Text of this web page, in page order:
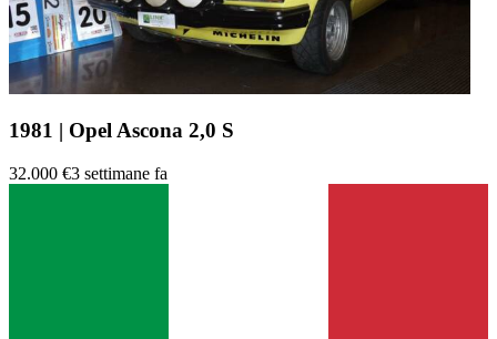
1981 | Opel Ascona 2,0 S
32.000 €3 settimane fa